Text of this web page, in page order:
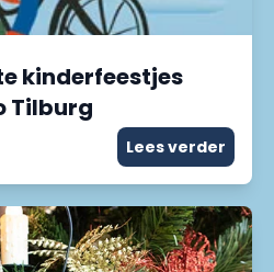
kinderfeestjes
Tilburg
Lees verder